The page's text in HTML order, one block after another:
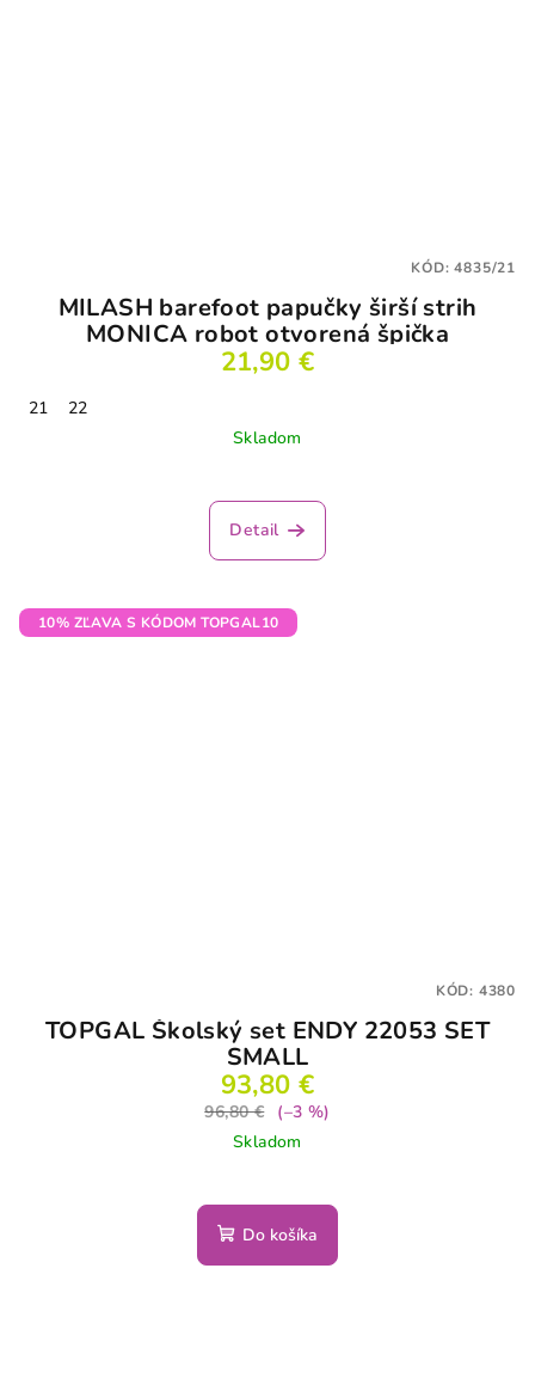
MILASH barefoot papučky širší strih
MONICA robot otvorená špička
21,90 €
21
22
Skladom
hodnotenie
produktu
5
hviezdičiek.
Detail
KÓD:4835/21
10% ZĽAVA S KÓDOM TOPGAL10
TOPGAL Školský set ENDY 22053 SET
SMALL
93,80 €
96,80 €
(–3 %)
Skladom
Do košíka
KÓD: 4380